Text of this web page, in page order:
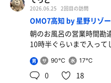
2026.06.25 2回目の訪問
OMO7高知 by 星野リゾ
朝のお風呂の営業時間勘
10時半ぐらいまで入って
男 90℃ 17℃
0 18